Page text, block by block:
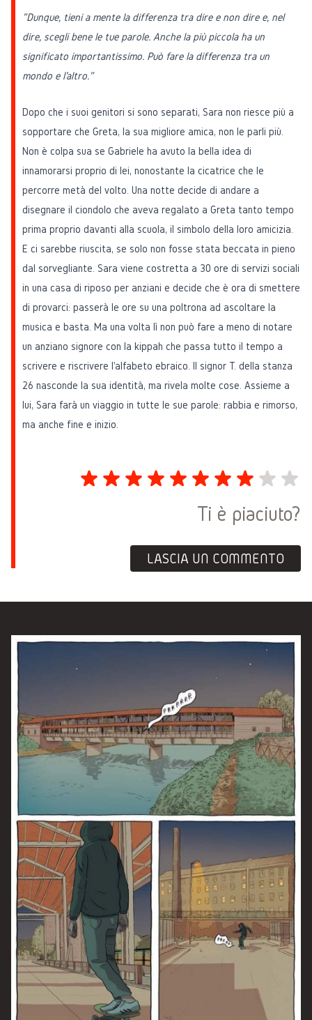
Ti è piaciuto?
LASCIA UN COMMENTO
"Dunque, tieni a mente la differenza tra dire e non dire e, nel
dire, scegli bene le tue parole. Anche la più piccola ha un
significato importantissimo. Può fare la differenza tra un
mondo e l'altro.”
Dopo che i suoi genitori si sono separati, Sara non riesce più a
sopportare che Greta, la sua migliore amica, non le parli più.
Non è colpa sua se Gabriele ha avuto la bella idea di
innamorarsi proprio di lei, nonostante la cicatrice che le
percorre metà del volto. Una notte decide di andare a
disegnare il ciondolo che aveva regalato a Greta tanto tempo
prima proprio davanti alla scuola, il simbolo della loro amicizia.
E ci sarebbe riuscita, se solo non fosse stata beccata in pieno
dal sorvegliante. Sara viene costretta a 30 ore di servizi sociali
in una casa di riposo per anziani e decide che è ora di smettere
di provarci: passerà le ore su una poltrona ad ascoltare la
musica e basta. Ma una volta lì non può fare a meno di notare
un anziano signore con la kippah che passa tutto il tempo a
scrivere e riscrivere l'alfabeto ebraico. Il signor T. della stanza
26 nasconde la sua identità, ma rivela molte cose. Assieme a
lui, Sara farà un viaggio in tutte le sue parole: rabbia e rimorso,
ma anche fine e inizio.